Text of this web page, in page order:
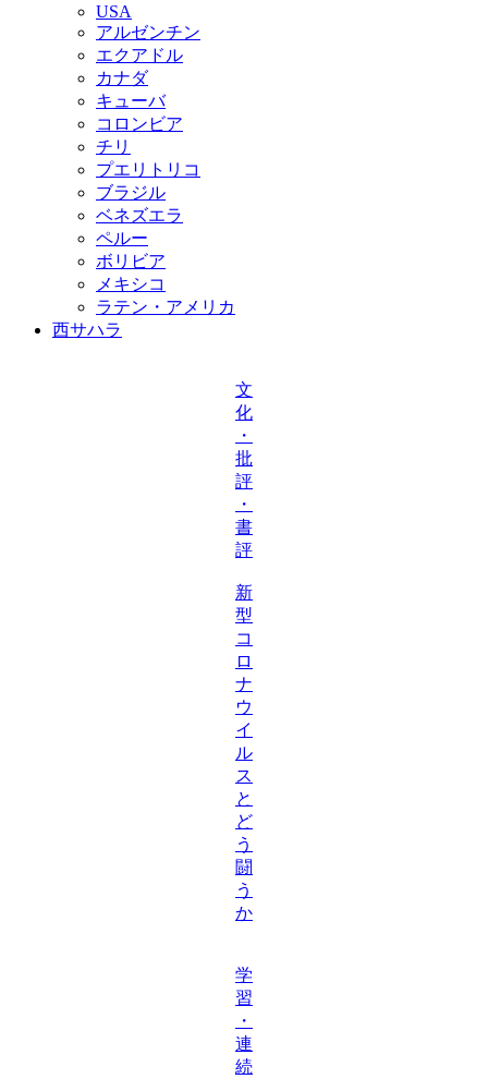
USA
アルゼンチン
エクアドル
カナダ
キューバ
コロンビア
チリ
プエリトリコ
ブラジル
ベネズエラ
ペルー
ボリビア
メキシコ
ラテン・アメリカ
西サハラ
文
化
・
批
評
・
書
評
新
型
コ
ロ
ナ
ウ
イ
ル
ス
と
ど
う
闘
う
か
学
習
・
連
続